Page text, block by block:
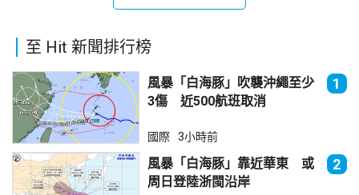
至 Hit 新聞排行榜
風暴「白海豚」吹襲沖繩至少
3傷 近500航班取消
1
國際 3小時前
風暴「白海豚」靠近華東 或
周日登陸浙閩沿岸
2